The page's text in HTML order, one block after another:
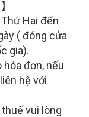
Hai đến
( đóng cửa
gia).
đơn, nếu
hệ với
vui lòng